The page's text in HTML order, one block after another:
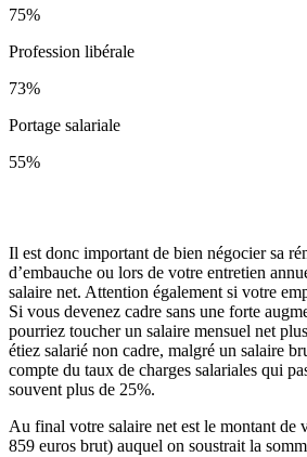
75%
Profession libérale
73%
Portage salariale
55%
Il est donc important de bien négocier sa
d’embauche ou lors de votre entretien
salaire net. Attention également si votre
Si vous devenez cadre sans une forte
pourriez toucher un salaire mensuel net
étiez salarié non cadre, malgré un salaire
compte du taux de charges salariales qui
souvent plus de 25%.
Au final votre salaire net est le montant de
859 euros brut) auquel on soustrait la